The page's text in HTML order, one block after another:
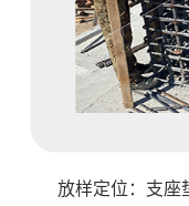
放样定位：支座